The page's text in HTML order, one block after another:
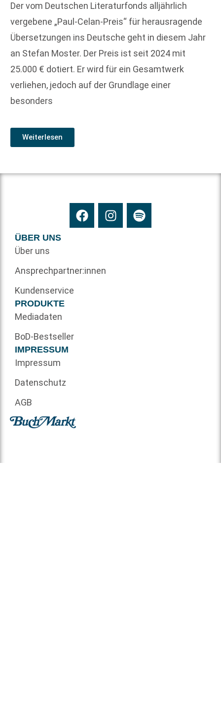
Der vom Deutschen Literaturfonds alljährlich
vergebene „Paul-Celan-Preis“ für herausragende
Übersetzungen ins Deutsche geht in diesem Jahr
an Stefan Moster. Der Preis ist seit 2024 mit
25.000 € dotiert. Er wird für ein Gesamtwerk
verliehen, jedoch auf der Grundlage einer
besonders
Weiterlesen
ÜBER UNS
Über uns
Ansprechpartner:innen
Kundenservice
PRODUKTE
Mediadaten
BoD-Bestseller
IMPRESSUM
Impressum
Datenschutz
AGB